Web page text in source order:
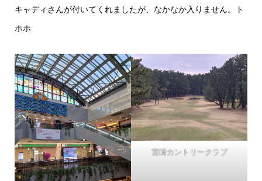
キャディさんが付いてくれましたが、なかなか入りません。ト
ホホ
宮崎カントリークラブ